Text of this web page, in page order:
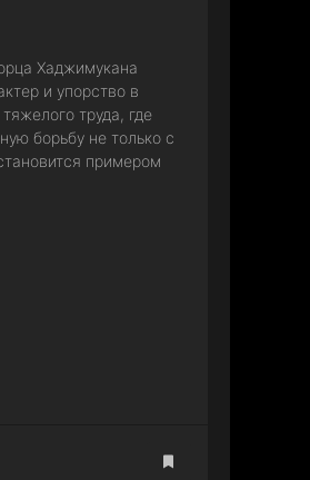
Хаджимукана
и упорство в
труда, где
борьбу не только с
примером